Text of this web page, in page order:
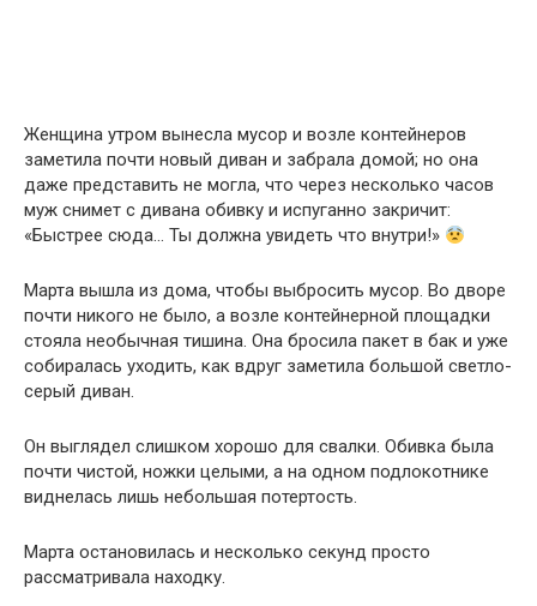
Женщина утром вынесла мусор и возле контейнеров
заметила почти новый диван и забрала домой; но она
даже представить не могла, что через несколько часов
муж снимет с дивана обивку и испуганно закричит:
«Быстрее сюда… Ты должна увидеть что внутри!»
Марта вышла из дома, чтобы выбросить мусор. Во дворе
почти никого не было, а возле контейнерной площадки
стояла необычная тишина. Она бросила пакет в бак и уже
собиралась уходить, как вдруг заметила большой светло-
серый диван.
Он выглядел слишком хорошо для свалки. Обивка была
почти чистой, ножки целыми, а на одном подлокотнике
виднелась лишь небольшая потертость.
Марта остановилась и несколько секунд просто
рассматривала находку.